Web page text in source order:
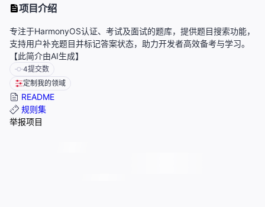
项目介绍
专注于HarmonyOS认证、考试及面试的题库，提供题目搜索功能，
支持用户补充题目并标记答案状态，助力开发者高效备考与学习。
【此简介由AI生成】
4提交数
定制我的领域
README
规则集
举报项目